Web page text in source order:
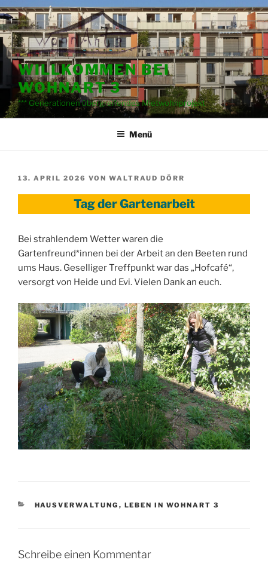
Zum
Inhalt
springen
WILLKOMMEN BEI
WOHNART 3
*** Generationen übergreifendes Mietwohnprojekt
Menü
VERÖFFENTLICHT
13. APRIL 2026 VON WALTRAUD DÖRR
Tag der Gartenarbeit
Bei strahlendem Wetter waren die
Gartenfreund*innen bei der Arbeit an den Beeten rund
ums Haus. Geselliger Treffpunkt war das „Hofcafé“,
versorgt von Heide und Evi. Vielen Dank an euch.
KATEGORIEN
HAUSVERWALTUNG , LEBEN IN WOHNART 3
Schreibe einen Kommentar